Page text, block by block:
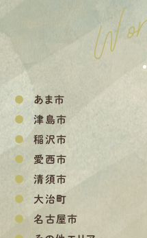
あま市
津島市
稲沢市
愛西市
清須市
大治町
名古屋市